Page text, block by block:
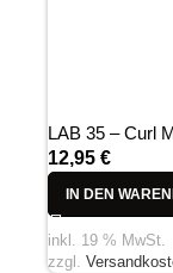
LAB 35 – Curl
12,95 €
IN DEN
inkl. 19 % MwSt.
zzgl.